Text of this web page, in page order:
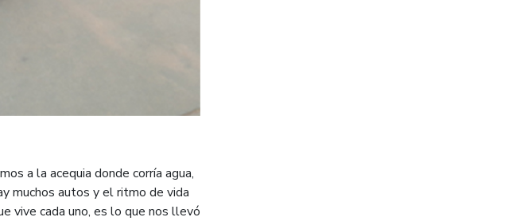
a la acequia donde corría agua,
muchos autos y el ritmo de vida
vive cada uno, es lo que nos llevó